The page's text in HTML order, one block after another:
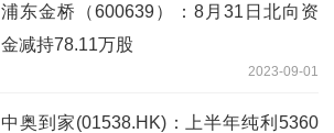
浦东金桥（600639）：8月31日北向资
金减持78.11万股
2023-09-01
中奥到家(01538.HK)：上半年纯利5360